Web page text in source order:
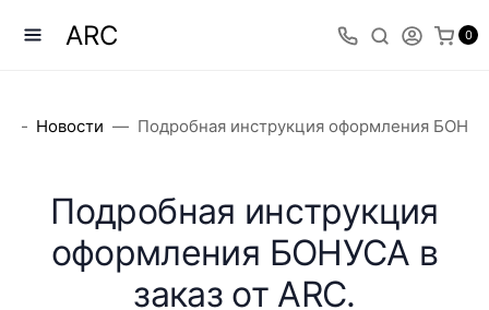
ARC 0
Новости ​Подробная инструкция оформления
​Подробная инструкция
оформления БОНУСА в
заказ от ARC.